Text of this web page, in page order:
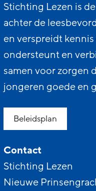
Stichting Lezen is
achter de
en verspreidt
ondersteunt en
samen voor zorgen
jongeren goede en
Beleidsplan
Contact
Stichting Lezen
Nieuwe